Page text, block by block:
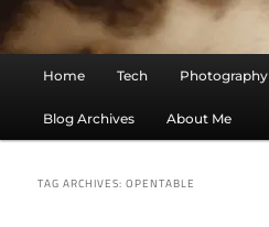
Home Tech Photography
Blog Archives About Me
TAG ARCHIVES:OPENTABLE